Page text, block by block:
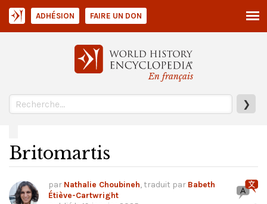
En français
❯
ADHÉSION FAIRE UN DON
Britomartis
par Nathalie Choubineh, traduit par Babeth
Étiève-Cartwright